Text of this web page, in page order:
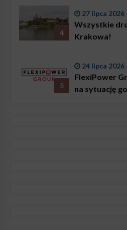
4
27 lipca 2026
Wszystkie
Krakowa!
5
24 lipca 2026
FlexiPower
na sytuację